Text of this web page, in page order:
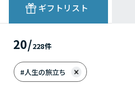
ギフトリスト
20/228件
#人生の旅立ち